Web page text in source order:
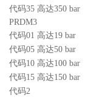
代码35 高达350 bar
PRDM3
代码01 高达19 bar
代码05 高达50 bar
代码10 高达100 bar
代码15 高达150 bar
代码2